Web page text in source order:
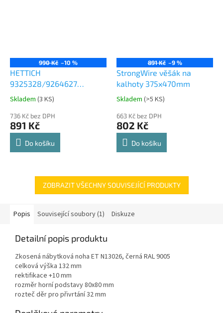
990 Kč –10 %
HETTICH
9325328/9264627
Comfort Spin 360° otočná
police 8kg
Průměrné
produktu
je
4,8
Skladem (3 KS)
736 Kč bez DPH
891 Kč
Do košíku
891 Kč –9 %
StrongWire věšák na
kalhoty 375x470mm
Průměrné
produktu
je
4,8
Skladem (>5 KS)
663 Kč bez DPH
802 Kč
Do košíku
ZOBRAZIT VŠECHNY SOUVISEJÍCÍ PRODUKTY
Popis Související soubory (1) Diskuze
Detailní popis produktu
Zkosená nábytková noha ET N13026, černá RAL 9005
celková výška 132 mm
rektifikace +10 mm
rozměr horní podstavy 80x80 mm
rozteč děr pro přivrtání 32 mm